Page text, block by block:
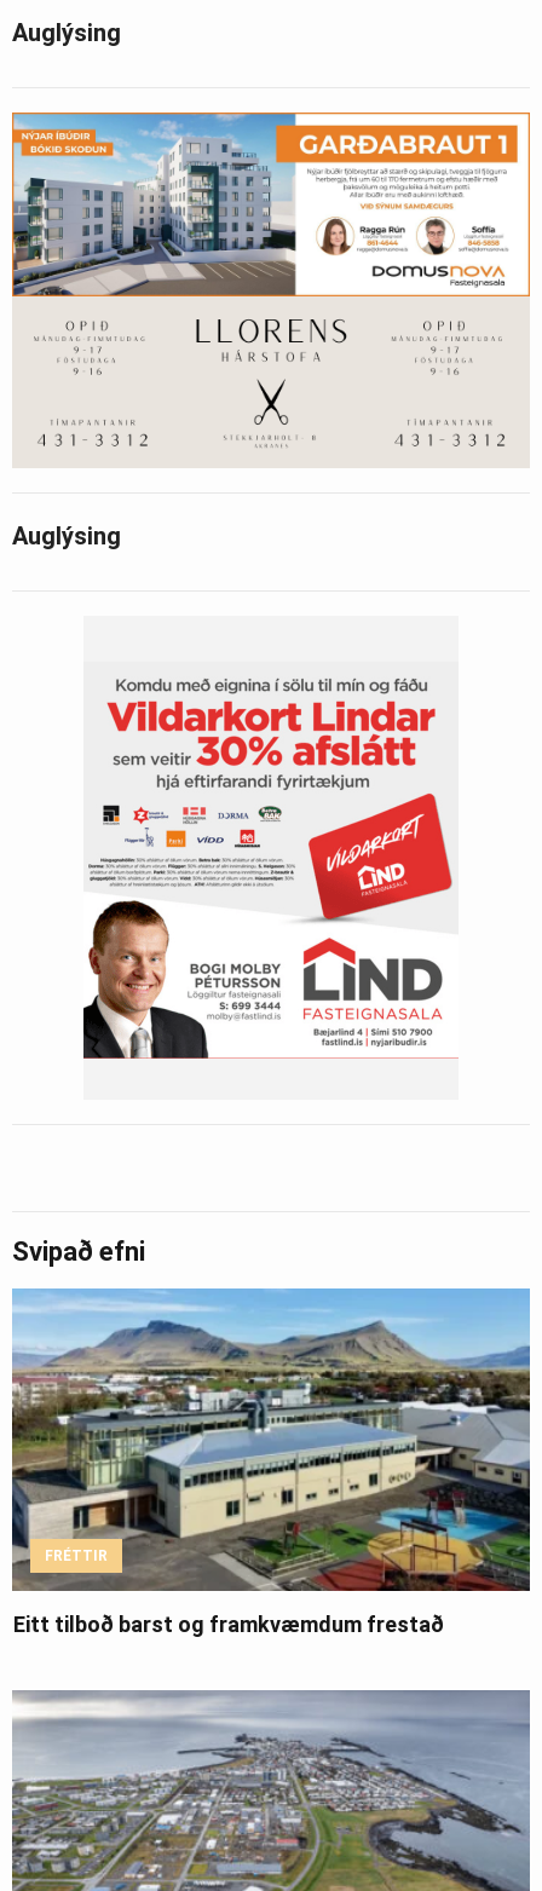
Auglýsing
Auglýsing
Svipað efni
FRÉTTIR
Eitt tilboð barst og framkvæmdum frestað